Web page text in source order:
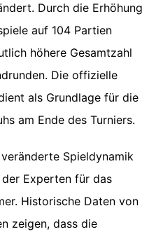
Durch die Erhöhung
auf 104 Partien
höhere Gesamtzahl
Die offizielle
als Grundlage für die
am Ende des Turniers.
Spieldynamik
Experten für das
Historische Daten von
zeigen, dass die